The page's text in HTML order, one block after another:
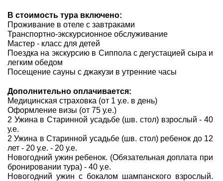
В стоимость тура включено:
Проживание в отеле с завтраками
Транспортно-экскурсионное обслуживание
Мастер - класс для детей
Поездка на экскурсию в Сиппола с дегустацией сыра и
легким обедом
Посещение сауны с джакузи в утренние часы
Дополнительно оплачивается:
Медицинская страховка (от 1 у.е. в день)
Оформление визы (от 75 у.е.)
2 Ужина в Старинной усадьбе (шв. стол) взрослый - 40
у.е.
2 Ужина в Старинной усадьбе (шв. стол) ребенок до 12
лет - 20 у.е. - 20 у.е.
Новогодний ужин ребенок. (Обязательная доплата при
бронировании тура) - 40 у.е.
Новогодний ужин с бокалом шампанского взрослый.